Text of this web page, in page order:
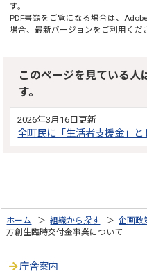
す。
PDF書類をご覧になる場合は、
場合、最新バージョンをご利用くだ
このページを見ている人
す。
2026年3月16日更新
全町民に「生活者支援金」
ホーム ＞組織から探す ＞企画政
方創生臨時交付金事業について
庁舎案内